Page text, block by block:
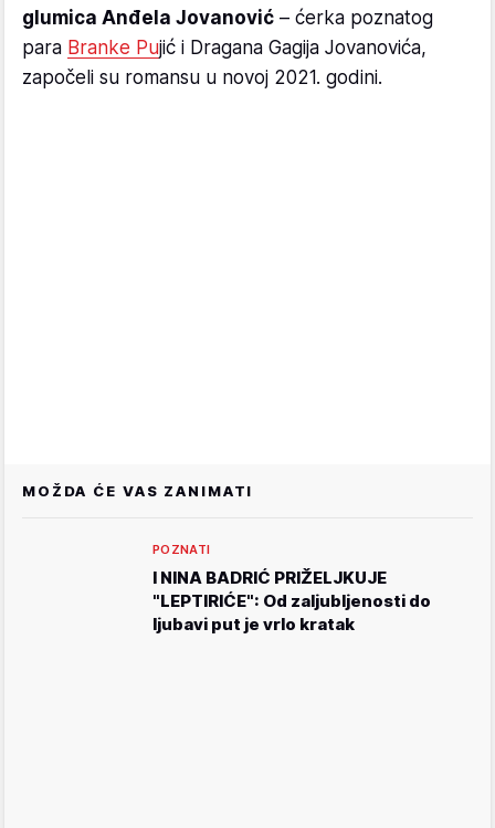
glumica Anđela Jovanović – ćerka poznatog
para Branke Pujić i Dragana Gagija Jovanovića,
započeli su romansu u novoj 2021. godini.
MOŽDA ĆE VAS ZANIMATI
POZNATI
I NINA BADRIĆ PRIŽELJKUJE
"LEPTIRIĆE": Od zaljubljenosti do
ljubavi put je vrlo kratak